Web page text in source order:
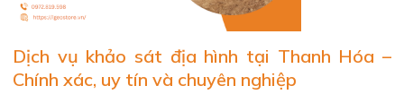
Dịch vụ khảo sát địa hình tại Thanh Hóa –
Chính xác, uy tín và chuyên nghiệp